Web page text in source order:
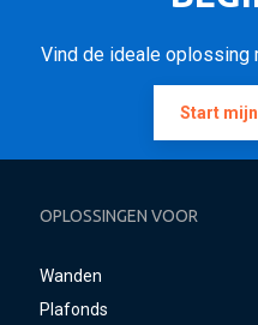
Vind de ideale oplossing
Start
OPLOSSINGEN VOOR
Wanden
Plafonds